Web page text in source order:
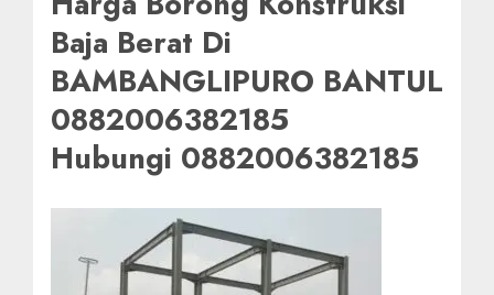
Baja Berat Di
BAMBANGLIPURO BANTUL
0882006382185
Hubungi 0882006382185